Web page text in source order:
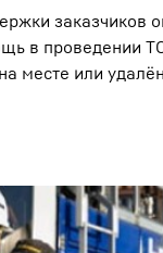
заказчиков
в проведении
месте или